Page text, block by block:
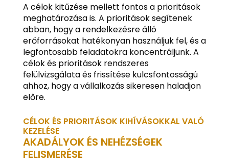
A célok kitűzése mellett fontos a prioritások
meghatározása is. A prioritások segítenek
abban, hogy a rendelkezésre álló
erőforrásokat hatékonyan használjuk fel, és a
legfontosabb feladatokra koncentráljunk. A
célok és prioritások rendszeres
felülvizsgálata és frissítése kulcsfontosságú
ahhoz, hogy a vállalkozás sikeresen haladjon
előre.
CÉLOK ÉS PRIORITÁSOK KIHÍVÁSOKKAL VALÓ
KEZELÉSE
AKADÁLYOK ÉS NEHÉZSÉGEK
FELISMERÉSE